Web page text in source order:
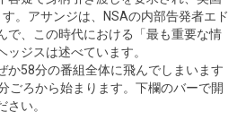
。アサンジは、NSAの内部告発者エド
で、この時代における「最も重要な情
ジスは述べています。
58分の番組全体に飛んでしまいます
ごろから始まります。下欄のバーで開
い。